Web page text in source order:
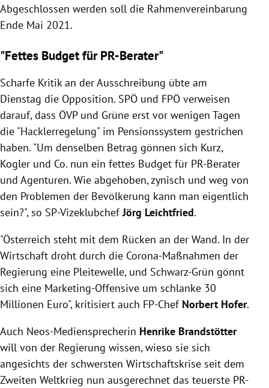
Abgeschlossen werden soll die Rahmenvereinbarung
Ende Mai 2021.
"Fettes Budget für PR-Berater"
Scharfe Kritik an der Ausschreibung übte am
Dienstag die Opposition. SPÖ und FPÖ verweisen
darauf, dass ÖVP und Grüne erst vor wenigen Tagen
die "Hacklerregelung" im Pensionssystem gestrichen
haben. "Um denselben Betrag gönnen sich Kurz,
Kogler und Co. nun ein fettes Budget für PR-Berater
und Agenturen. Wie abgehoben, zynisch und weg von
den Problemen der Bevölkerung kann man eigentlich
sein?", so SP-VizeklubchefJörg Leichtfried.
"Österreich steht mit dem Rücken an der Wand. In der
Wirtschaft droht durch die Corona-Maßnahmen der
Regierung eine Pleitewelle, und Schwarz-Grün gönnt
sich eine Marketing-Offensive um schlanke 30
Millionen Euro", kritisiert auch FP-Chef Norbert Hofer.
Auch Neos-Mediensprecherin Henrike Brandstötter
will von der Regierung wissen, wieso sie sich
angesichts der schwersten Wirtschaftskrise seit dem
Zweiten Weltkrieg nun ausgerechnet das teuerste PR-